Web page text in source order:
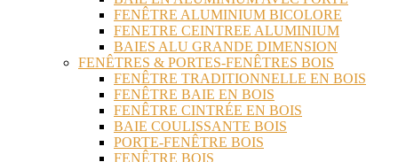
FENÊTRE ALUMINIUM BICOLORE
FENETRE CEINTREE ALUMINIUM
BAIES ALU GRANDE DIMENSION
FENÊTRES & PORTES-FENÊTRES BOIS
FENÊTRE TRADITIONNELLE EN BOIS
FENÊTRE BAIE EN BOIS
FENÊTRE CINTRÉE EN BOIS
BAIE COULISSANTE BOIS
PORTE-FENÊTRE BOIS
FENÊTRE BOIS